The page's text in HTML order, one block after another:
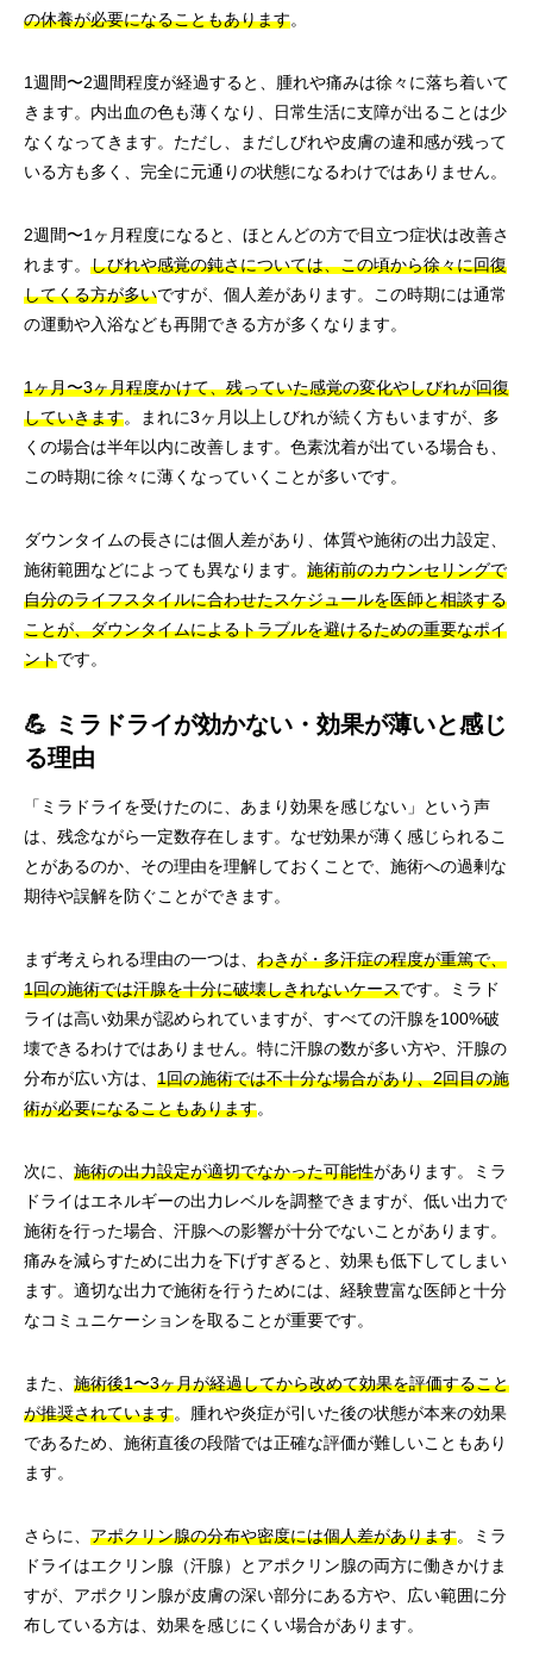
の休養が必要になることもあります。
1週間〜2週間程度が経過すると、腫れや痛みは徐々に落ち着いて
きます。内出血の色も薄くなり、日常生活に支障が出ることは少
なくなってきます。ただし、まだしびれや皮膚の違和感が残って
いる方も多く、完全に元通りの状態になるわけではありません。
2週間〜1ヶ月程度になると、ほとんどの方で目立つ症状は改善さ
れます。 しびれや感覚の鈍さについては、この頃から徐々に回復
してくる方が多いですが、個人差があります。この時期には通常
の運動や入浴なども再開できる方が多くなります。
1ヶ月〜3ヶ月程度かけて、残っていた感覚の変化やしびれが回復
していきます。まれに3ヶ月以上しびれが続く方もいますが、多
くの場合は半年以内に改善します。色素沈着が出ている場合も、
この時期に徐々に薄くなっていくことが多いです。
ダウンタイムの長さには個人差があり、体質や施術の出力設定、
施術範囲などによっても異なります。 施術前のカウンセリングで
自分のライフスタイルに合わせたスケジュールを医師と相談する
ことが、ダウンタイムによるトラブルを避けるための重要なポイ
ントです。
💪 ミラドライが効かない・効果が薄いと感じ
る理由
「ミラドライを受けたのに、あまり効果を感じない」という声
は、残念ながら一定数存在します。なぜ効果が薄く感じられるこ
とがあるのか、その理由を理解しておくことで、施術への過剰な
期待や誤解を防ぐことができます。
まず考えられる理由の一つは、 わきが・多汗症の程度が重篤で、
1回の施術では汗腺を十分に破壊しきれないケースです。ミラド
ライは高い効果が認められていますが、すべての汗腺を100%破
壊できるわけではありません。特に汗腺の数が多い方や、汗腺の
分布が広い方は、 1回の施術では不十分な場合があり、2回目の施
術が必要になることもあります。
次に、 施術の出力設定が適切でなかった可能性があります。ミラ
ドライはエネルギーの出力レベルを調整できますが、低い出力で
施術を行った場合、汗腺への影響が十分でないことがあります。
痛みを減らすために出力を下げすぎると、効果も低下してしまい
ます。適切な出力で施術を行うためには、経験豊富な医師と十分
なコミュニケーションを取ることが重要です。
また、 施術後1〜3ヶ月が経過してから改めて効果を評価すること
が推奨されています。腫れや炎症が引いた後の状態が本来の効果
であるため、施術直後の段階では正確な評価が難しいこともあり
ます。
さらに、 アポクリン腺の分布や密度には個人差があります。ミラ
ドライはエクリン腺（汗腺）とアポクリン腺の両方に働きかけま
すが、アポクリン腺が皮膚の深い部分にある方や、広い範囲に分
布している方は、効果を感じにくい場合があります。